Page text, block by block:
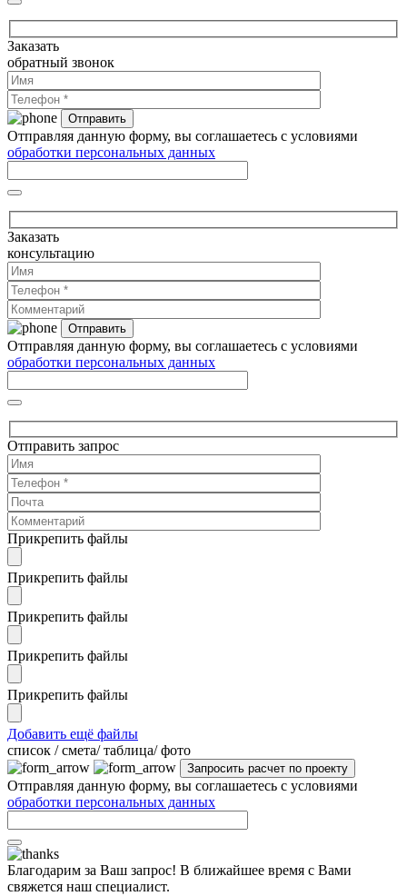
Заказать
обратный звонок
Отправляя данную форму, вы соглашаетесь с условиями
обработки персональных данных
Заказать
консультацию
Отправляя данную форму, вы соглашаетесь с условиями
обработки персональных данных
Отправить запрос
Прикрепить файлы
Прикрепить файлы
Прикрепить файлы
Прикрепить файлы
Прикрепить файлы
Добавить ещё файлы
cписок / смета/ таблица/ фото
Отправляя данную форму, вы соглашаетесь с условиями
обработки персональных данных
Благодарим за Ваш запрос! В ближайшее время с Вами
свяжется наш специалист.